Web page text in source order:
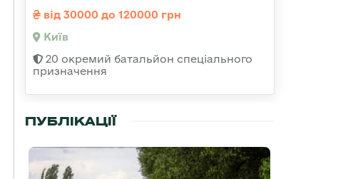
від 30000 до 120000 грн
Київ
20 окремий батальйон спеціального
призначення
ПУБЛІКАЦІЇ